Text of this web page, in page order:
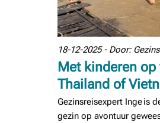
18-12-2025 - Door:
Met kinderen
Thailand of
Gezinsreisexpert Inge is
gezin op avontuur